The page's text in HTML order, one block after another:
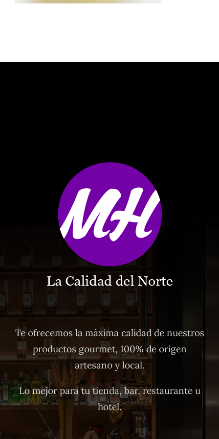
Te ofrecemos la máxima calidad de nuestros
productos gourmet, 100% de origen
artesano y local.
Lo mejor para tu tienda, bar, restaurante u
hotel.